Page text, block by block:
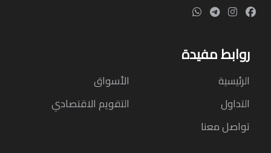
روابط مفيدة
الرئيسية
الأسواق
التداول
التقويم الاقتصادي
تواصل معنا